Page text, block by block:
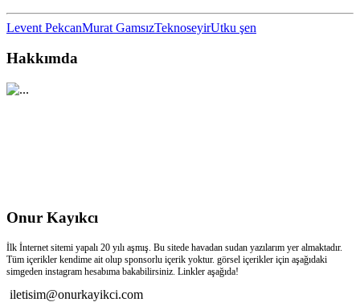
Levent PekcanMurat GamsızTeknoseyirUtku şen
Hakkımda
Onur Kayıkcı
İlk İnternet sitemi yapalı 20 yılı aşmış. Bu sitede havadan sudan yazılarım yer almaktadır.
Tüm içerikler kendime ait olup sponsorlu içerik yoktur. görsel içerikler için aşağıdaki
simgeden instagram hesabıma bakabilirsiniz. Linkler aşağıda!
iletisim@onurkayikci.com